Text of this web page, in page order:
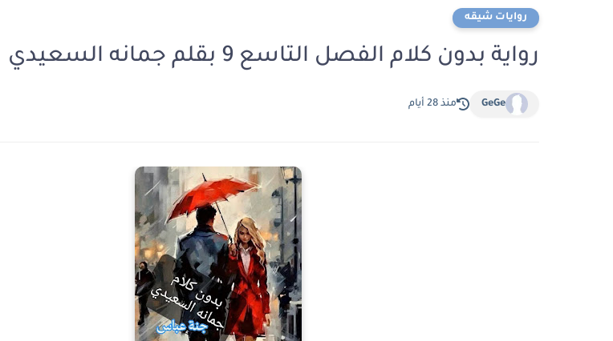
روايات شيقه
رواية بدون كلام الفصل التاسع 9 بقلم جمانه السعيدي
GeGe منذ 28 أيام